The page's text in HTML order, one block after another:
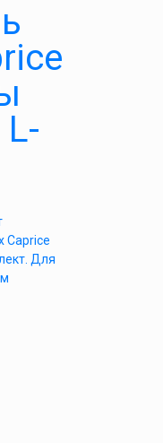
L-
Caprice
Для